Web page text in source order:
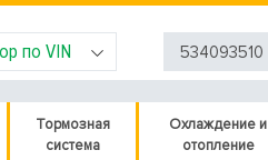
по VIN
Тормозная
система
Охлаждение и
отопление